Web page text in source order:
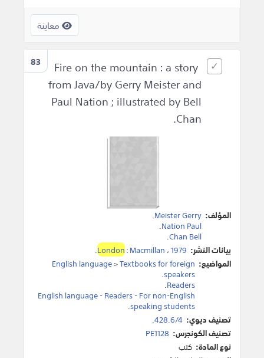
معاينة
83
Fire on the mountain : a story
from Java/by Gerry Meister and
Paul Nation ; illustrated by Bell
Chan.
المؤلف: Meister Gerry
.
Nation Paul
.
Chan Bell
.
بيانات النشر:
London:Macmillan ،1979
.
المواضيع:
English language>Textbooks for foreign
speakers
.
Readers
.
English language - Readers - For non-English
speaking students
.
تصنيف ديوي: 428.6/4.
تصنيف الكونجرس: PE1128
نوع المادة: كتب